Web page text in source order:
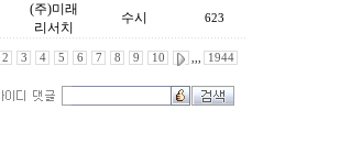
(주)미래
리서치
수시 623
2 3 4 5 6 7 8 9 10 ,,, 1944